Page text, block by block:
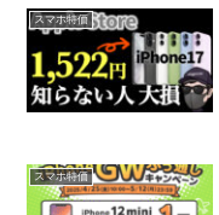
スマホ特価
スマホ特価